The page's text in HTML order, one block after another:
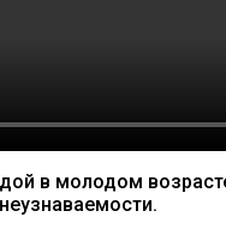
в молодом